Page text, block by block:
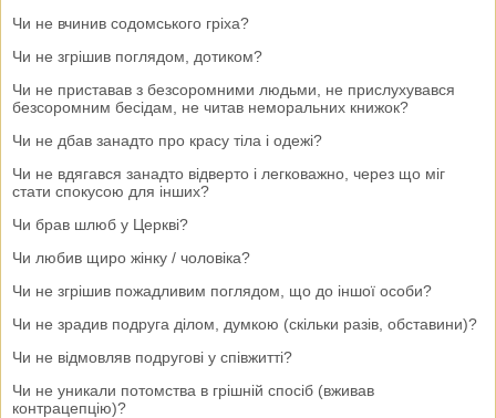
Чи не вчинив содомського гріха?
Чи не згрішив поглядом, дотиком?
Чи не приставав з безсоромними людьми, не прислухувався
безсоромним бесідам, не читав неморальних книжок?
Чи не дбав занадто про красу тіла і одежі?
Чи не вдягався занадто відверто і легковажно, через що міг
стати спокусою для інших?
Чи брав шлюб у Церкві?
Чи любив щиро жінку / чоловіка?
Чи не згрішив пожадливим поглядом, що до іншої особи?
Чи не зрадив подруга ділом, думкою (скільки разів, обставини)?
Чи не відмовляв подругові у співжитті?
Чи не уникали потомства в грішній спосіб (вживав
контрацепцію)?